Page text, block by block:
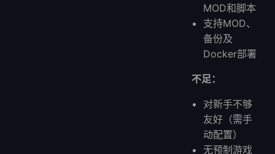
MOD和脚本
支持MOD、
备份及
Docker部署
不足：
对新手不够
友好（需手
动配置）
无预制游戏